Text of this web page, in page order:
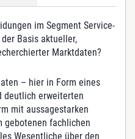
im Segment Service-
Basis aktueller,
Marktdaten?
– hier in Form eines
deutlich erweiterten
mit aussagestarken
gebotenen fachlichen
Wesentliche über den